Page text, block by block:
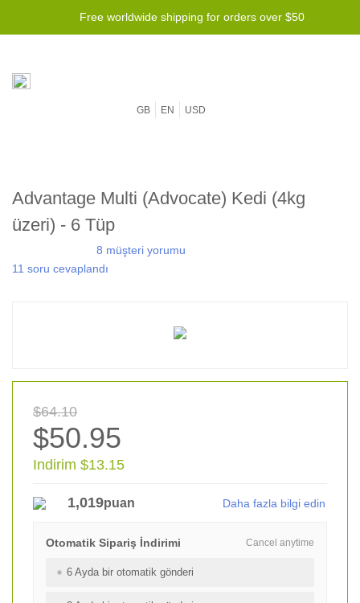
Free worldwide shipping for orders over $50
GB EN USD
Advantage Multi (Advocate) Kedi (4kg
üzeri) - 6 Tüp
8 müşteri yorumu
11 soru cevaplandı
$64.10
$50.95
Indirim $13.15
1,019puan Daha fazla bilgi edin
Cancel anytime
Otomatik Sipariş İndirimi
6 Ayda bir otomatik gönderi